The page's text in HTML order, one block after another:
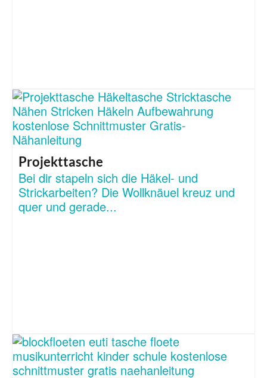
Projekttasche
Bei dir stapeln sich die Häkel- und
Strickarbeiten? Die Wollknäuel kreuz und
quer und gerade...